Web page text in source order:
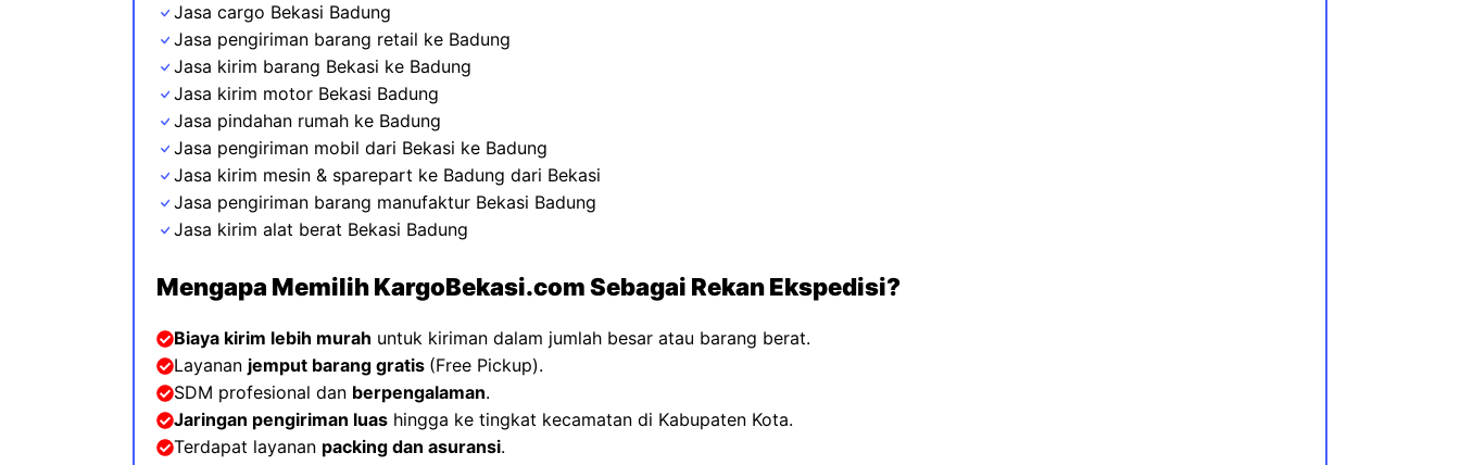
Jasa cargo Bekasi Badung
Jasa pengiriman barang retail ke Badung
Jasa kirim barang Bekasi ke Badung
Jasa kirim motor Bekasi Badung
Jasa pindahan rumah ke Badung
Jasa pengiriman mobil dari Bekasi ke Badung
Jasa kirim mesin & sparepart ke Badung dari Bekasi
Jasa pengiriman barang manufaktur Bekasi Badung
Jasa kirim alat berat Bekasi Badung
Mengapa Memilih KargoBekasi.com Sebagai Rekan Ekspedisi?
Biaya kirim lebih murah untuk kiriman dalam jumlah besar atau barang berat.
Layanan jemput barang gratis (Free Pickup).
SDM profesional dan berpengalaman.
Jaringan pengiriman luas hingga ke tingkat kecamatan di Kabupaten Kota.
Terdapat layanan packing dan asuransi.